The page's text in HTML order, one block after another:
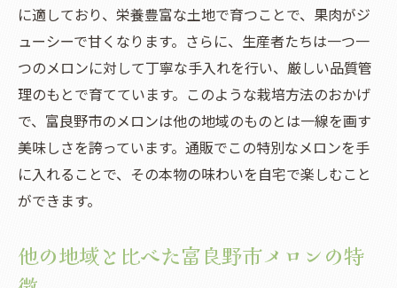
に適しており、栄養豊富な土地で育つことで、果肉がジ
ューシーで甘くなります。さらに、生産者たちは一つ一
つのメロンに対して丁寧な手入れを行い、厳しい品質管
理のもとで育てています。このような栽培方法のおかげ
で、富良野市のメロンは他の地域のものとは一線を画す
美味しさを誇っています。通販でこの特別なメロンを手
に入れることで、その本物の味わいを自宅で楽しむこと
ができます。
他の地域と比べた富良野市メロンの特